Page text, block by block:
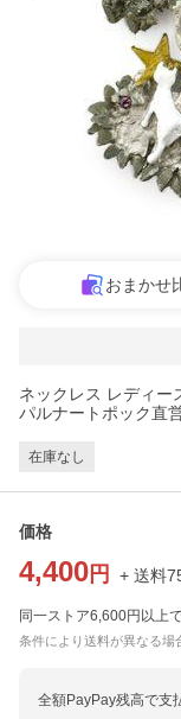
おまかせ
ネックレス レディ
パルナートポック
在庫なし
価格
4,400 円 + 送料
同一ストア6,600円以上
条件により送料が異なる場
全額PayPay残高で支